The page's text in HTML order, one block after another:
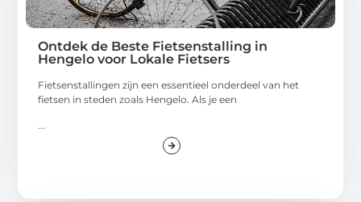
Ontdek de Beste Fietsenstalling in
Hengelo voor Lokale Fietsers
Fietsenstallingen zijn een essentieel onderdeel van het
fietsen in steden zoals Hengelo. Als je een
...